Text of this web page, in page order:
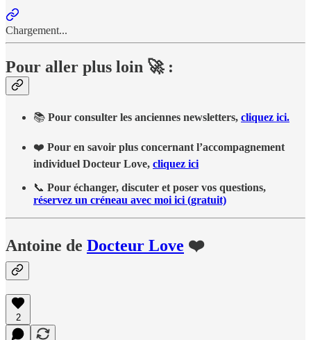
Chargement...
Pour aller plus loin 🚀 :
📚 Pour consulter les anciennes newsletters, cliquez ici.
❤️ Pour en savoir plus concernant l’accompagnement
individuel Docteur Love, cliquez ici
📞 Pour échanger, discuter et poser vos questions,
réservez un créneau avec moi ici (gratuit)
Antoine de Docteur Love ❤️
2